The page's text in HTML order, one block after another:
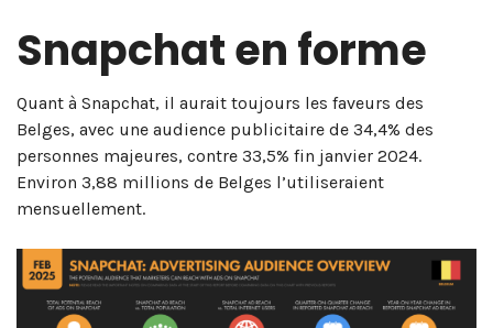
Snapchat en forme
Quant à Snapchat, il aurait toujours les faveurs des
Belges, avec une audience publicitaire de 34,4% des
personnes majeures, contre 33,5% fin janvier 2024.
Environ 3,88 millions de Belges l’utiliseraient
mensuellement.